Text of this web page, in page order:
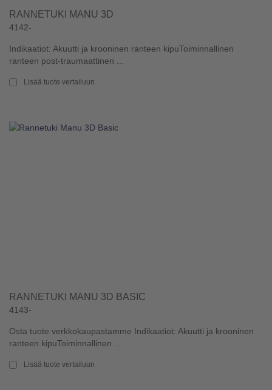
RANNETUKI MANU 3D
4142-
Indikaatiot: Akuutti ja krooninen ranteen kipuToiminnallinen
ranteen post-traumaattinen ...
Lisää tuote vertailuun
RANNETUKI MANU 3D BASIC
4143-
Osta tuote verkkokaupastamme Indikaatiot: Akuutti ja krooninen
ranteen kipuToiminnallinen ...
Lisää tuote vertailuun